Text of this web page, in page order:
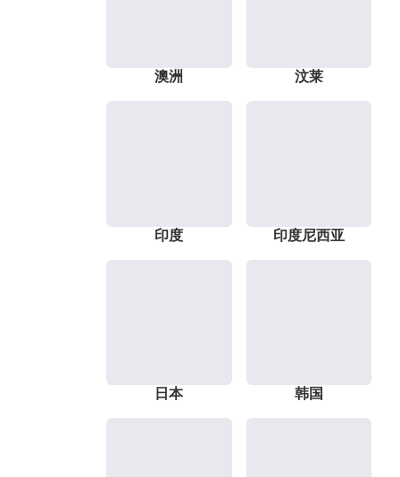
澳洲 汶莱
印度 印度尼西亚
日本 韩国